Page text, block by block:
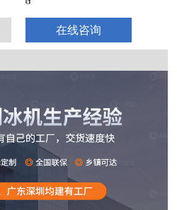
在线咨询